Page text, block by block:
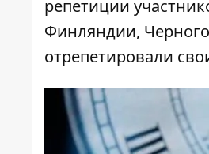
репетиции
Финляндии,
отрепетировали